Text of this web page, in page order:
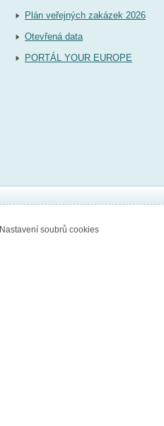
Plán veřejných zakázek 2026
Otevřená data
PORTÁL YOUR EUROPE
Nastavení soubrů cookies